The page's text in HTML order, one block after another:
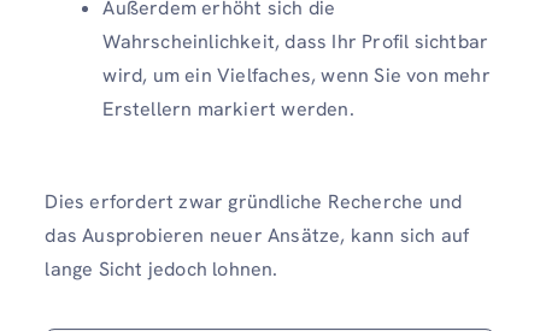
Außerdem erhöht sich die
Wahrscheinlichkeit, dass Ihr Profil sichtbar
wird, um ein Vielfaches, wenn Sie von mehr
Erstellern markiert werden.
Dies erfordert zwar gründliche Recherche und
das Ausprobieren neuer Ansätze, kann sich auf
lange Sicht jedoch lohnen.